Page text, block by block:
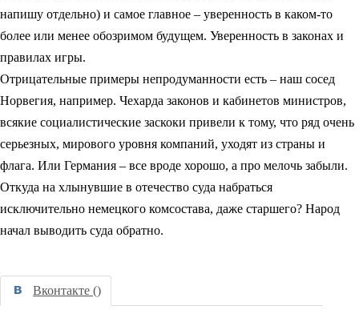
напишу отдельно) и самое главное – уверенность в каком-то
более или менее обозримом будущем. Уверенность в законах и
правилах игры.
Отрицательные примеры непродуманности есть – наш сосед
Норвегия, например. Чехарда законов и кабинетов министров,
всякие социалистические заскоки привели к тому, что ряд очень
серьезных, мирового уровня компаний, уходят из страны и
флага. Или Германия – все вроде хорошо, а про мелочь забыли.
Откуда на хлынувшие в отечество суда набраться
исключительно немецкого комсостава, даже старшего? Народ
начал выводить суда обратно.
Вконтакте ()